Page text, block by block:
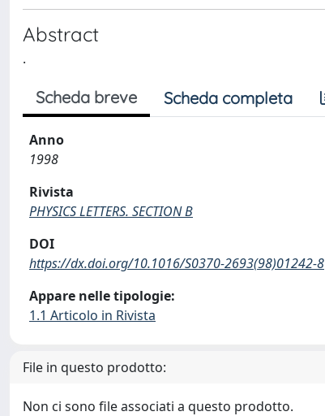
Abstract
.
Scheda breve Scheda completa
Anno
1998
Rivista
PHYSICS LETTERS. SECTION B
DOI
https://dx.doi.org/10.1016/S0370-2693(98)01242-8
Appare nelle tipologie:
1.1 Articolo in Rivista
File in questo prodotto:
Non ci sono file associati a questo prodotto.